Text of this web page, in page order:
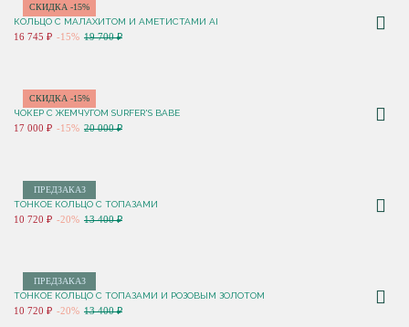
СКИДКА -15%
КОЛЬЦО С МАЛАХИТОМ И АМЕТИСТАМИ AI
16 745 ₽ -15% 19 700 ₽
СКИДКА -15%
ЧОКЕР С ЖЕМЧУГОМ SURFER'S BABE
17 000 ₽ -15% 20 000 ₽
ПРЕДЗАКАЗ
ТОНКОЕ КОЛЬЦО С ТОПАЗАМИ
10 720 ₽ -20% 13 400 ₽
ПРЕДЗАКАЗ
ТОНКОЕ КОЛЬЦО С ТОПАЗАМИ И РОЗОВЫМ ЗОЛОТОМ
10 720 ₽ -20% 13 400 ₽